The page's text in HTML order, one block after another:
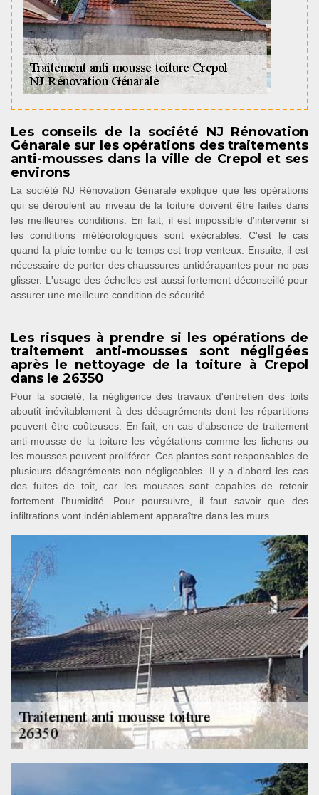
Les conseils de la société NJ Rénovation
Génarale sur les opérations des traitements
anti-mousses dans la ville de Crepol et ses
environs
La société NJ Rénovation Génarale explique que les opérations
qui se déroulent au niveau de la toiture doivent être faites dans
les meilleures conditions. En fait, il est impossible d'intervenir si
les conditions météorologiques sont exécrables. C'est le cas
quand la pluie tombe ou le temps est trop venteux. Ensuite, il est
nécessaire de porter des chaussures antidérapantes pour ne pas
glisser. L'usage des échelles est aussi fortement déconseillé pour
assurer une meilleure condition de sécurité.
Les risques à prendre si les opérations de
traitement anti-mousses sont négligées
après le nettoyage de la toiture à Crepol
dans le 26350
Pour la société, la négligence des travaux d'entretien des toits
aboutit inévitablement à des désagréments dont les répartitions
peuvent être coûteuses. En fait, en cas d'absence de traitement
anti-mousse de la toiture les végétations comme les lichens ou
les mousses peuvent proliférer. Ces plantes sont responsables de
plusieurs désagréments non négligeables. Il y a d'abord les cas
des fuites de toit, car les mousses sont capables de retenir
fortement l'humidité. Pour poursuivre, il faut savoir que des
infiltrations vont indéniablement apparaître dans les murs.